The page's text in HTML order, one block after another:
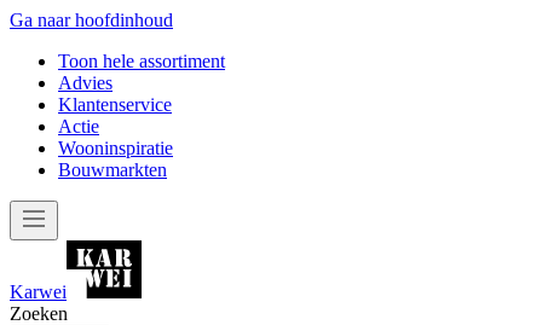
Ga naar hoofdinhoud
Toon hele assortiment
Advies
Klantenservice
Actie
Wooninspiratie
Bouwmarkten
Karwei
Zoeken